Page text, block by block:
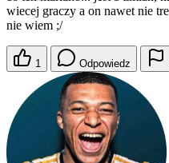
wiecej graczy a on nawet nie
nie wiem ;/
1 Odpowiedz